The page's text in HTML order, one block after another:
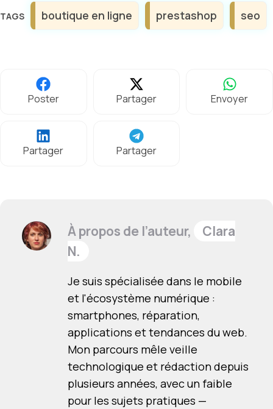
Étiquettes
boutique en ligne prestashop seo
Poster Partager Envoyer
Partager Partager
À propos de l’auteur,
Clara
N.
Je suis spécialisée dans le mobile
et l'écosystème numérique :
smartphones, réparation,
applications et tendances du web.
Mon parcours mêle veille
technologique et rédaction depuis
plusieurs années, avec un faible
pour les sujets pratiques —